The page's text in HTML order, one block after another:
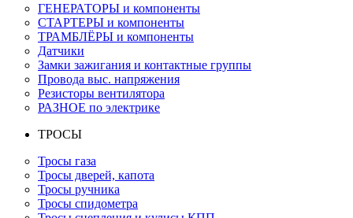
ГЕНЕРАТОРЫ и компоненты
СТАРТЕРЫ и компоненты
ТРАМБЛЁРЫ и компоненты
Датчики
Замки зажигания и контактные группы
Провода выс. напряжения
Резисторы вентилятора
РАЗНОЕ по электрике
ТРОСЫ
Тросы газа
Тросы дверей, капота
Тросы ручника
Тросы спидометра